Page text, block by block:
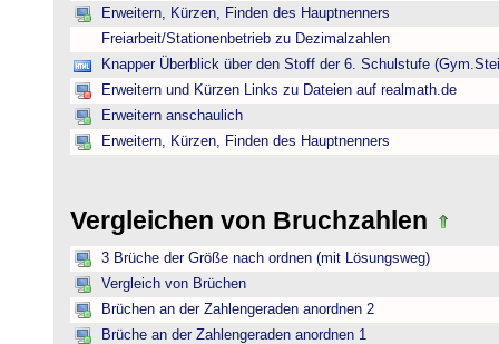
Erweitern, Kürzen, Finden des Hauptnenners
Freiarbeit/Stationenbetrieb zu Dezimalzahlen
Knapper Überblick über den Stoff der 6. Schulstufe
Erweitern und Kürzen Links zu Dateien auf realmath.de
Erweitern anschaulich
Erweitern, Kürzen, Finden des Hauptnenners
Vergleichen von Bruchzahlen
3 Brüche der Größe nach ordnen (mit Lösungsweg)
Vergleich von Brüchen
Brüchen an der Zahlengeraden anordnen 2
Brüche an der Zahlengeraden anordnen 1